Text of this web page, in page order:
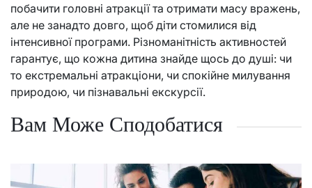
побачити головні атракції та отримати масу вражень,
але не занадто довго, щоб діти стомилися від
інтенсивної програми. Різноманітність активностей
гарантує, що кожна дитина знайде щось до душі: чи
то екстремальні атракціони, чи спокійне милування
природою, чи пізнавальні екскурсії.
Вам Може Сподобатися